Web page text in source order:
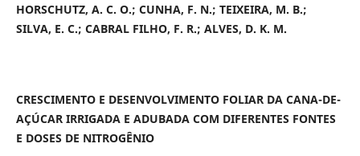
HORSCHUTZ, A. C. O.; CUNHA, F. N.; TEIXEIRA, M. B.;
SILVA, E. C.; CABRAL FILHO, F. R.; ALVES, D. K. M.
CRESCIMENTO E DESENVOLVIMENTO FOLIAR DA CANA-DE-
AÇÚCAR IRRIGADA E ADUBADA COM DIFERENTES FONTES
E DOSES DE NITROGÊNIO